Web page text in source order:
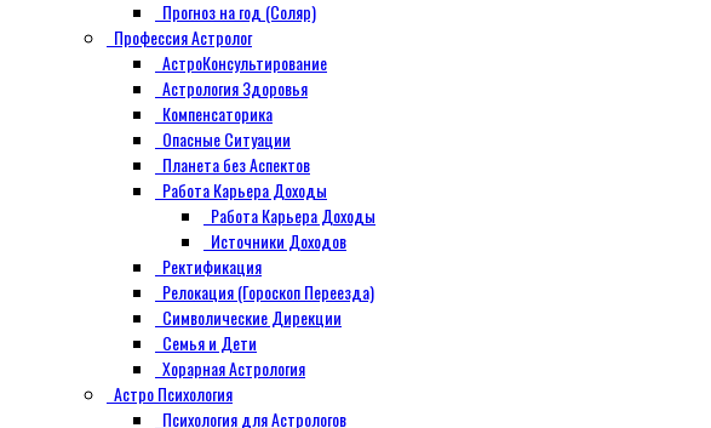
Прогноз на год (Соляр)
Профессия Астролог
АстроКонсультирование
Астрология Здоровья
Компенсаторика
Опасные Ситуации
Планета без Аспектов
Работа Карьера Доходы
Работа Карьера Доходы
Источники Доходов
Ректификация
Релокация (Гороскоп Переезда)
Символические Дирекции
Семья и Дети
Хорарная Астрология
Астро Психология
Психология для Астрологов